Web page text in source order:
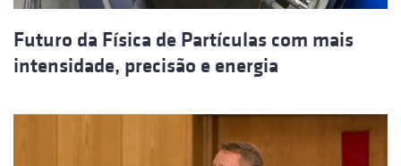
Futuro da Física de Partículas com mais
intensidade, precisão e energia